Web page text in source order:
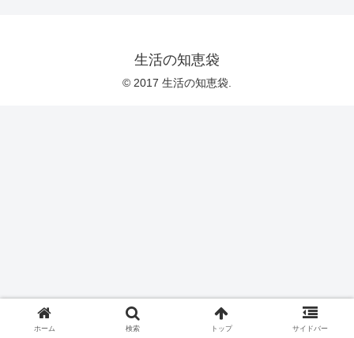
生活の知恵袋
© 2017 生活の知恵袋.
ホーム 検索 トップ サイドバー